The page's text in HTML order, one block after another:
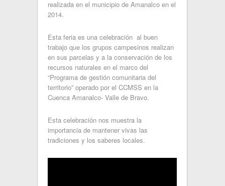
realizada en el municipio de Amanalco en el
2014.
Esta feria es una celebración al buen
trabajo que los grupos campesinos realizan
en sus parcelas y a la conservación de los
recursos naturales en el marco del
“Programa de gestión comunitaria del
territorio” operado por el CCMSS en la
Cuenca Amanalco- Valle de Bravo.
Esta celebración nos muestra la
importancia de mantener vivas las
tradiciones y los saberes locales.